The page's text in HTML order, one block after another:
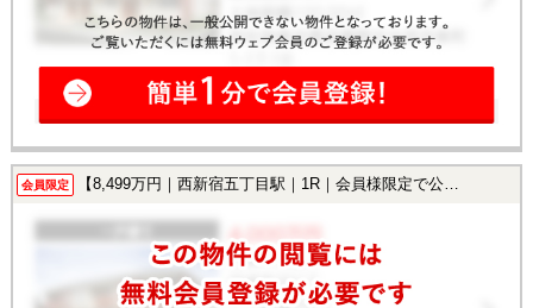
会員限定 【8,499万円｜西新宿五丁目駅｜1R｜会員様限定で公開中！】